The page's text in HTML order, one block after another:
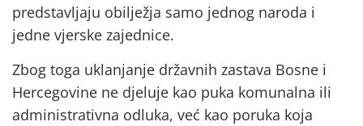
predstavljaju obilježja samo jednog naroda i
jedne vjerske zajednice.
Zbog toga uklanjanje državnih zastava Bosne i
Hercegovine ne djeluje kao puka komunalna ili
administrativna odluka, već kao poruka koja